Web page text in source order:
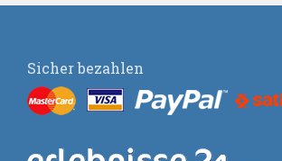
Sicher bezahlen